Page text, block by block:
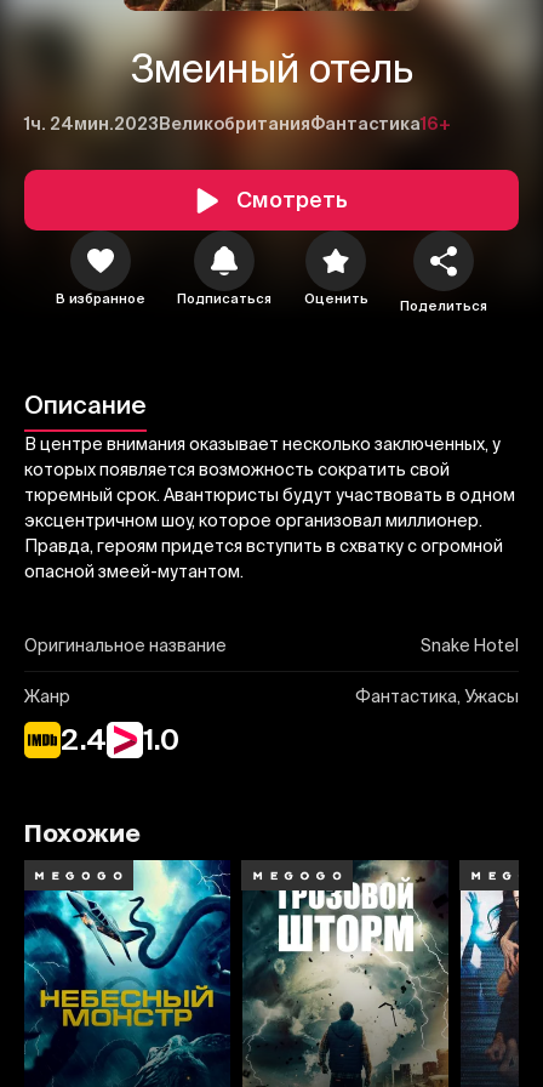
Змеиный отель
1ч. 24мин.2023 ВеликобританияФантастика16+
Смотреть
В избранное Подписаться Оценить Поделиться
Описание
В центре внимания оказывает несколько заключенных, у
которых появляется возможность сократить свой
тюремный срок. Авантюристы будут участвовать в одном
эксцентричном шоу, которое организовал миллионер.
Правда, героям придется вступить в схватку с огромной
опасной змеей-мутантом.
Оригинальное название Snake Hotel
Жанр Фантастика, Ужасы
2.4 1.0
1 2 3
Похожие